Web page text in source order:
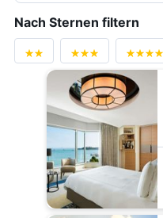
Nach Sternen filtern